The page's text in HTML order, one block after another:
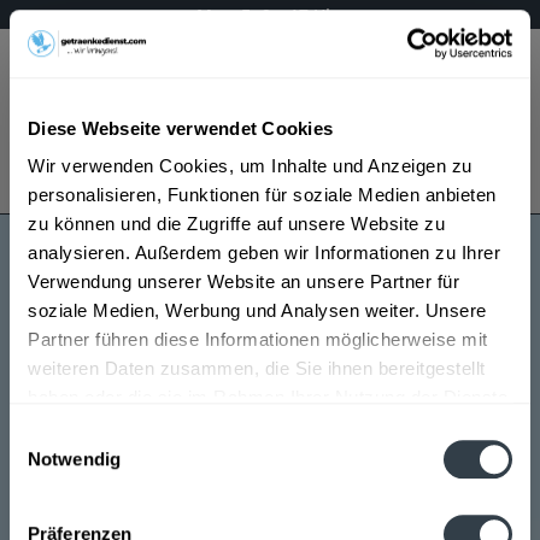
Diese Webseite verwendet Cookies
Wir verwenden Cookies, um Inhalte und Anzeigen zu
personalisieren, Funktionen für soziale Medien anbieten
zu können und die Zugriffe auf unsere Website zu
analysieren. Außerdem geben wir Informationen zu Ihrer
Verwendung unserer Website an unsere Partner für
soziale Medien, Werbung und Analysen weiter. Unsere
Partner führen diese Informationen möglicherweise mit
weiteren Daten zusammen, die Sie ihnen bereitgestellt
Notwendig
Präferenzen
Mo – Fr 9 – 17 Uhr
Menü
Bestellung widerrufen
Es gilt unsere Datenschutzerklärung
V8+ Wein
V8+ Wein wird in den folgenden Regionen, Städten,